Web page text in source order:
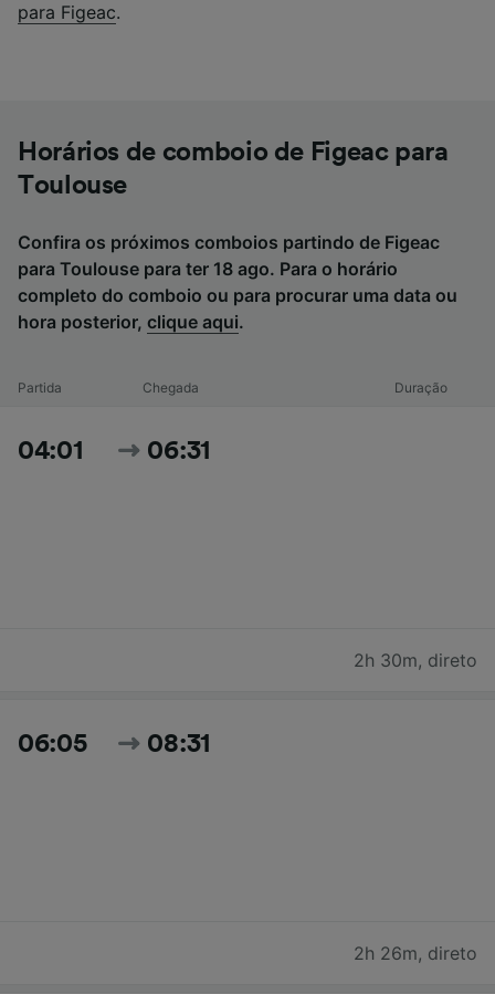
para Figeac.
Horários de comboio de Figeac para
Toulouse
Confira os próximos comboios partindo de Figeac
para Toulouse para ter 18 ago. Para o horário
completo do comboio ou para procurar uma data ou
hora posterior, clique aqui.
Partida Chegada Duração
04:01 06:31
2h 30m, direto
06:05 08:31
2h 26m, direto